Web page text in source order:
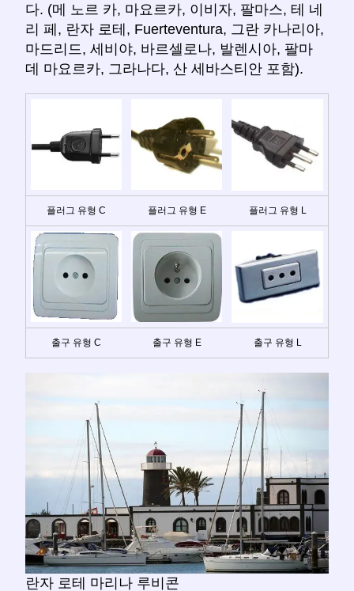
다. (메 노르 카, 마요르카, 이비자, 팔마스, 테 네
리 페, 란자 로테, Fuerteventura, 그란 카나리아,
마드리드, 세비야, 바르셀로나, 발렌시아, 팔마
데 마요르카, 그라나다, 산 세바스티안 포함).
플러그 유형 C 플러그 유형 E 플러그 유형 L
출구 유형 C 출구 유형 E 출구 유형 L
란자 로테 마리나 루비콘